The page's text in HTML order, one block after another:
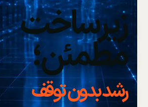
زیرساخت
مطمئن؛
رشد بدون توقف